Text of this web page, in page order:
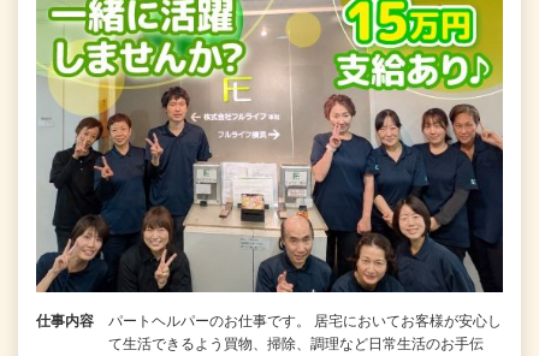
仕事内容
パートヘルパーのお仕事です。 居宅においてお客様が安心し
て生活できるよう買物、掃除、調理など日常生活のお手伝